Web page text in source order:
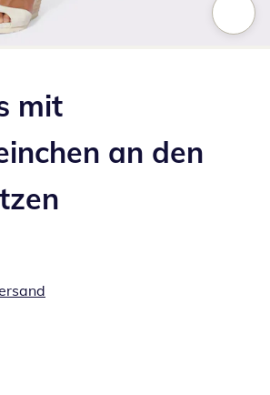
mit
an den